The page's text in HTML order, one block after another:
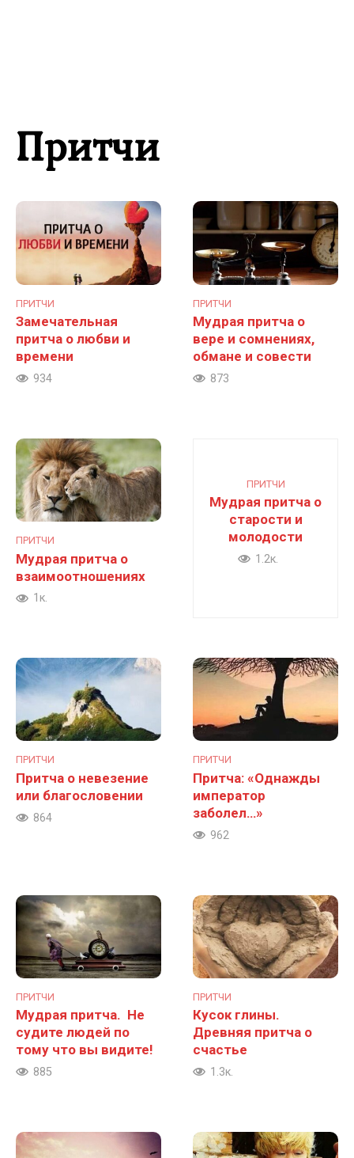
Притчи
ПРИТЧИ
Замечательная
притча о любви и
времени
934
ПРИТЧИ
Мудрая притча о
вере и сомнениях,
обмане и совести
873
ПРИТЧИ
Мудрая притча о
взаимоотношениях
1к.
ПРИТЧИ
Мудрая притча о
старости и
молодости
1.2к.
ПРИТЧИ
Притча о невезение
или благословении
864
ПРИТЧИ
Притча: «Однажды
император
заболел…»
962
ПРИТЧИ
Мудрая притча. Не
судите людей по
тому что вы видите!
885
ПРИТЧИ
Кусок глины.
Древняя притча о
счастье
1.3к.